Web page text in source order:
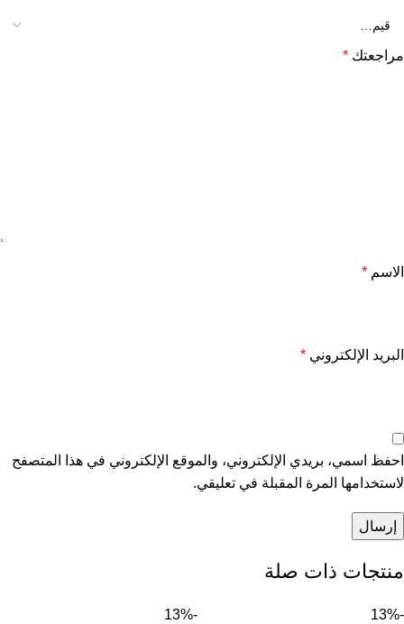
مراجعتك *
الاسم *
البريد الإلكتروني *
احفظ اسمي، بريدي الإلكتروني، والموقع الإلكتروني في هذا المتصفح
لاستخدامها المرة المقبلة في تعليقي.
منتجات ذات صلة
-13%
-13%